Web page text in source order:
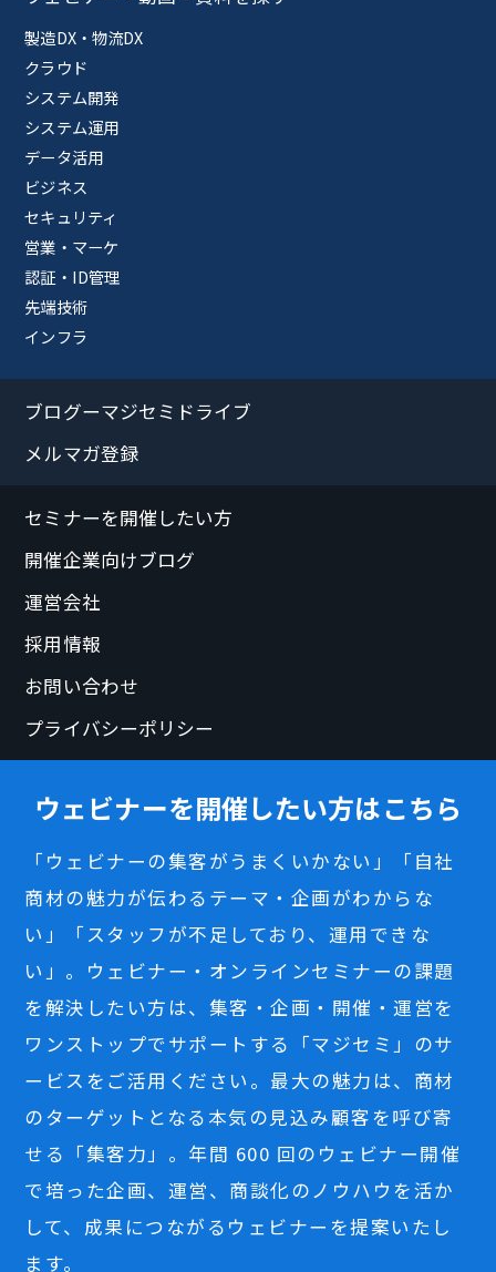
製造DX・物流DX
クラウド
システム開発
システム運用
データ活用
ビジネス
セキュリティ
営業・マーケ
認証・ID管理
先端技術
インフラ
ブログーマジセミドライブ
メルマガ登録
セミナーを開催したい方
開催企業向けブログ
運営会社
採用情報
お問い合わせ
プライバシーポリシー
ウェビナーを開催したい方はこちら
「ウェビナーの集客がうまくいかない」「自社
商材の魅力が伝わるテーマ・企画がわからな
い」「スタッフが不足しており、運用できな
い」。ウェビナー・オンラインセミナーの課題
を解決したい方は、集客・企画・開催・運営を
ワンストップでサポートする「マジセミ」のサ
ービスをご活用ください。最大の魅力は、商材
のターゲットとなる本気の見込み顧客を呼び寄
せる「集客力」。年間 600 回のウェビナー開催
で培った企画、運営、商談化のノウハウを活か
して、成果につながるウェビナーを提案いたし
ます。